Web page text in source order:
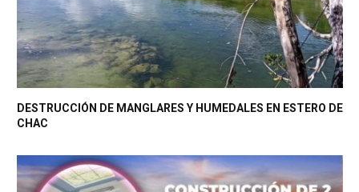
DESTRUCCIÓN DE MANGLARES Y HUMEDALES EN ESTERO DE
CHAC